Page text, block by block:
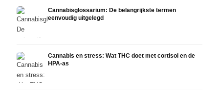
Cannabisglossarium: De belangrijkste termen
eenvoudig uitgelegd
Cannabis en stress: Wat THC doet met cortisol en de
HPA-as